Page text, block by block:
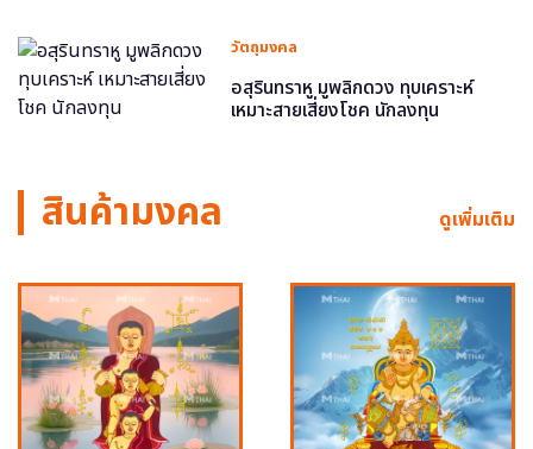
วัตถุมงคล
อสุรินทราหู มูพลิกดวง ทุบเคราะห์
เหมาะสายเสี่ยงโชค นักลงทุน
สินค้ามงคล ดูเพิ่มเติม